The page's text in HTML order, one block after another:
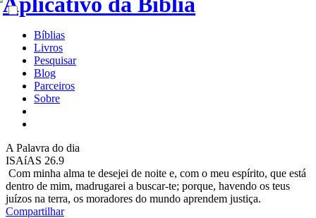
Bíblias
Livros
Pesquisar
Blog
Parceiros
Sobre
A Palavra do dia
ISAíAS 26.9
Com minha alma te desejei de noite e, com o meu espírito, que está
dentro de mim, madrugarei a buscar-te; porque, havendo os teus
juízos na terra, os moradores do mundo aprendem justiça.
Compartilhar